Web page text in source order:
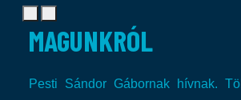
MAGUNKRÓL
Pesti Sándor Gábornak hívnak.